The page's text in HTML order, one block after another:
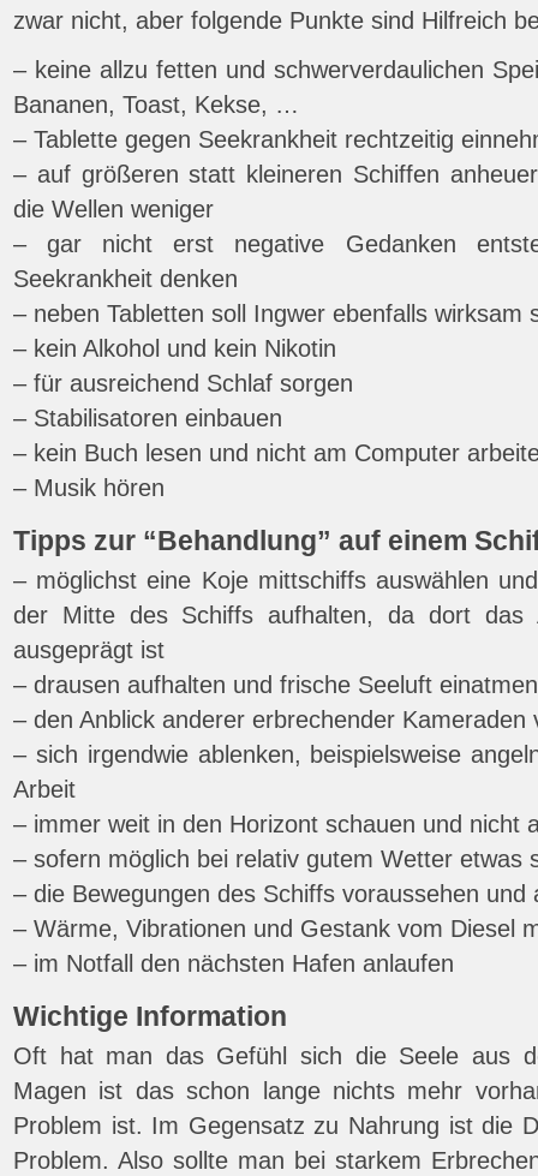
zwar nicht, aber folgende Punkte sind Hilfreich
– keine allzu fetten und schwerverdaulichen
Bananen, Toast, Kekse, …
– Tablette gegen Seekrankheit rechtzeitig
– auf größeren statt kleineren Schiffen
die Wellen weniger
– gar nicht erst negative Gedanken
Seekrankheit denken
– neben Tabletten soll Ingwer ebenfalls wirksam
– kein Alkohol und kein Nikotin
– für ausreichend Schlaf sorgen
– Stabilisatoren einbauen
– kein Buch lesen und nicht am Computer
– Musik hören
Tipps zur “Behandlung” auf einem
– möglichst eine Koje mittschiffs auswählen
der Mitte des Schiffs aufhalten, da dort das
ausgeprägt ist
– drausen aufhalten und frische Seeluft einatmen
– den Anblick anderer erbrechender Kameraden
– sich irgendwie ablenken, beispielsweise
Arbeit
– immer weit in den Horizont schauen und nicht
– sofern möglich bei relativ gutem Wetter etwas
– die Bewegungen des Schiffs voraussehen und
– Wärme, Vibrationen und Gestank vom Diesel
– im Notfall den nächsten Hafen anlaufen
Wichtige Information
Oft hat man das Gefühl sich die Seele aus
Magen ist das schon lange nichts mehr
Problem ist. Im Gegensatz zu Nahrung ist die
Problem. Also sollte man bei starkem